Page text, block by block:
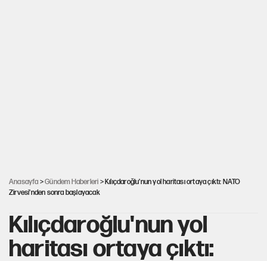
Anasayfa >Gündem Haberleri > Kılıçdaroğlu'nun yol haritası ortaya çıktı: NATO
Zirvesi'nden sonra başlayacak
Kılıçdaroğlu'nun yol
haritası ortaya çıktı: